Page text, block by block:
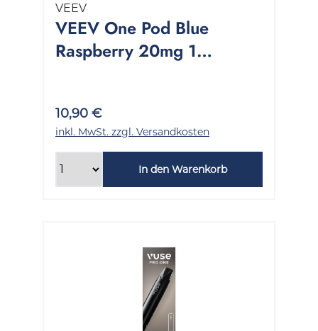
VEEV
VEEV One Pod Blue
Raspberry 20mg 1
10,90 €
inkl. MwSt. zzgl. Versandkosten
In den Warenkorb